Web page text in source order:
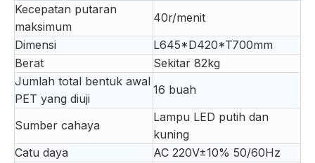
Kecepatan putaran
maksimum
40r/menit
Dimensi
L645*D420*T700mm
Berat
Sekitar 82kg
Jumlah total bentuk awal
PET yang diuji
16 buah
Sumber cahaya
Lampu LED putih dan
kuning
Catu daya
AC 220V±10% 50/60Hz